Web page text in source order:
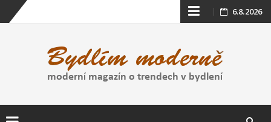
Skip
content
6.8.2026